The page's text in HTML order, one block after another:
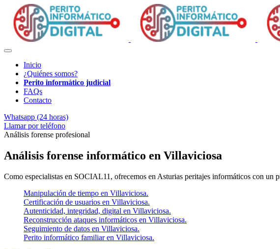
Inicio
¿Quiénes somos?
Perito informático judicial
FAQs
Contacto
Whatsapp (24 horas)
Llamar por teléfono
Análisis forense profesional
Análisis forense informático en Villaviciosa
Como especialistas en SOCIAL11, ofrecemos en Asturias peritajes informáticos con un
Manipulación de tiempo en Villaviciosa.
Certificación de usuarios en Villaviciosa.
Autenticidad, integridad, digital en Villaviciosa.
Reconstrucción ataques informáticos en Villaviciosa.
Seguimiento de datos en Villaviciosa.
Perito informático familiar en Villaviciosa.